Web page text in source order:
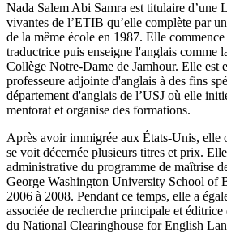
Nada Salem Abi Samra est titulaire d’une
vivantes de l’ETIB qu’elle complète par
de la même école en 1987. Elle
traductrice puis enseigne l'anglais comme
Collège Notre-Dame de Jamhour. Elle est
professeure adjointe d'anglais à des fins
département d'anglais de l’USJ où elle
mentorat et organise des formations.
Après avoir immigrée aux États-Unis, elle
se voit décernée plusieurs titres et prix.
administrative du programme de maîtrise
George Washington University School of
2006 à 2008. Pendant ce temps, elle a
associée de recherche principale et
du National Clearinghouse for English